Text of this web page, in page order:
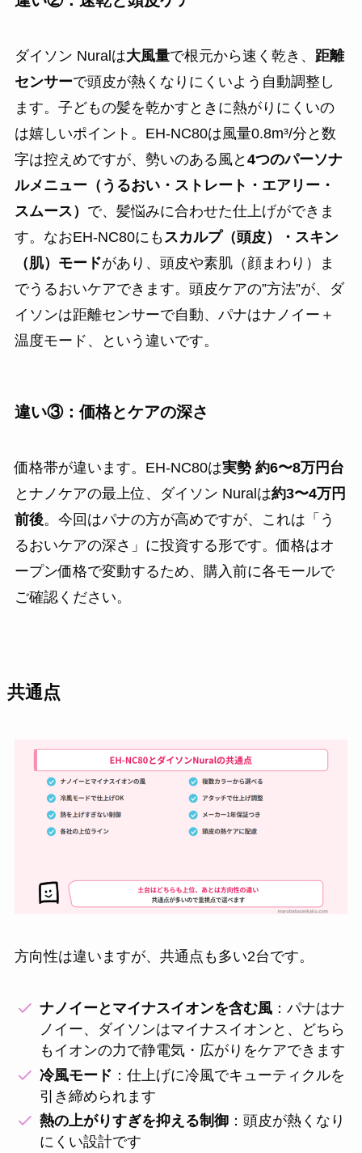
ダイソン Nuralは大風量で根元から速く乾き、 距離
センサーで頭皮が熱くなりにくいよう自動調整し
ます。子どもの髪を乾かすときに熱がりにくいの
は嬉しいポイント。EH-NC80は風量0.8m³/分と数
字は控えめですが、勢いのある風と 4つのパーソナ
ルメニュー（うるおい・ストレート・エアリー・
スムース） で、髪悩みに合わせた仕上げができま
す。なおEH-NC80にも スカルプ（頭皮）・スキン
（肌）モードがあり、頭皮や素肌（顔まわり）ま
でうるおいケアできます。頭皮ケアの”方法”が、ダ
イソンは距離センサーで自動、パナはナノイー＋
温度モード、という違いです。
違い③：価格とケアの深さ
価格帯が違います。EH-NC80は実勢 約6〜8万円台
とナノケアの最上位、ダイソン Nuralは約3〜4万円
前後。今回はパナの方が高めですが、これは「う
るおいケアの深さ」に投資する形です。価格はオ
ープン価格で変動するため、購入前に各モールで
ご確認ください。
共通点
方向性は違いますが、共通点も多い2台です。
ナノイーとマイナスイオンを含む風 ：パナはナ
ノイー、ダイソンはマイナスイオンと、どちら
もイオンの力で静電気・広がりをケアできます
冷風モード ：仕上げに冷風でキューティクルを
引き締められます
熱の上がりすぎを抑える制御 ：頭皮が熱くなり
にくい設計です